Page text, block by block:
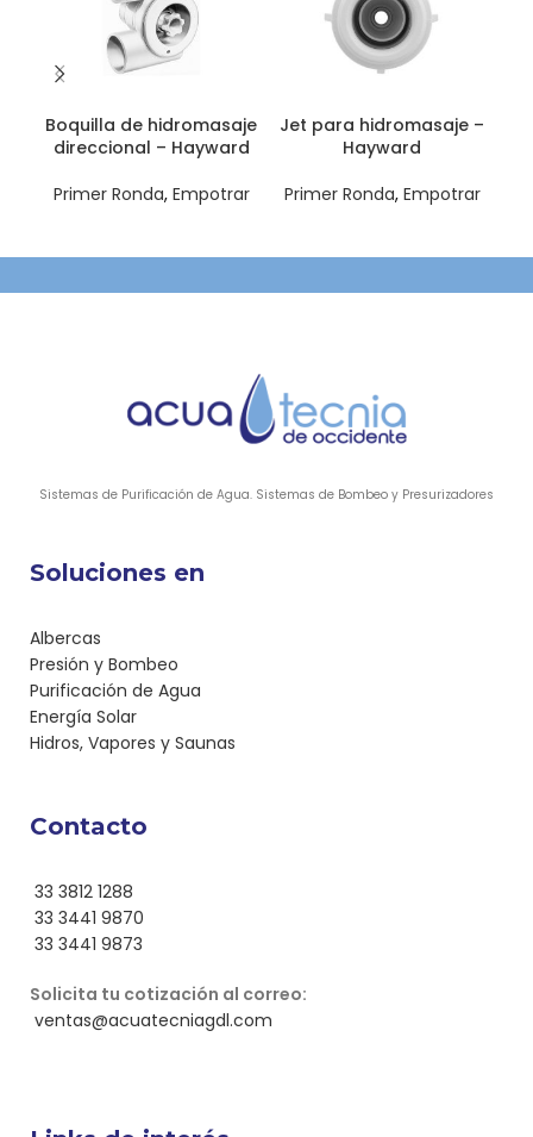
Boquilla de hidromasaje
direccional – Hayward
Primer Ronda, Empotrar
Jet para hidromasaje –
Hayward
Primer Ronda, Empotrar
Sistemas de Purificación de Agua. Sistemas de Bombeo y Presurizadores
Soluciones en
Albercas
Presión y Bombeo
Purificación de Agua
Energía Solar
Hidros, Vapores y Saunas
Contacto
33 3812 1288
33 3441 9870
33 3441 9873
Solicita tu cotización al correo:
ventas@acuatecniagdl.com